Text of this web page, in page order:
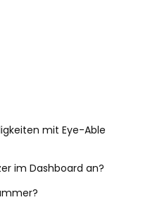
mit Eye-Able
im Dashboard an?